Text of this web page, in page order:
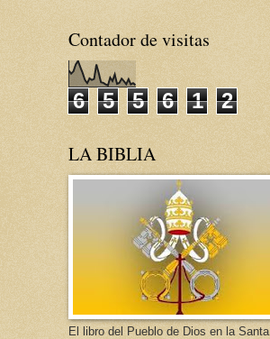
Contador de visitas
6 5 5 6 1 2
LA BIBLIA
El libro del Pueblo de Dios en la Santa